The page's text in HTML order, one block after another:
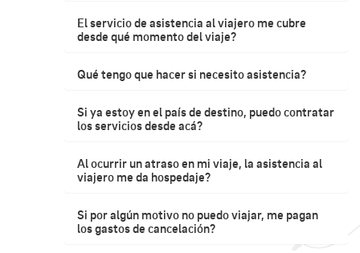
El servicio de asistencia al viajero me cubre
desde qué momento del viaje?
Qué tengo que hacer si necesito asistencia?
Si ya estoy en el país de destino, puedo contratar
los servicios desde acá?
Al ocurrir un atraso en mi viaje, la asistencia al
viajero me da hospedaje?
Si por algún motivo no puedo viajar, me pagan
los gastos de cancelación?